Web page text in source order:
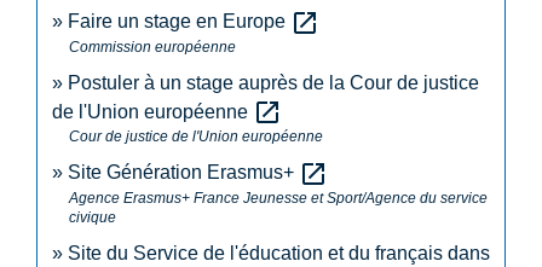
Faire un stage en Europe open_in_new
Commission européenne
Postuler à un stage auprès de la Cour de justice
de l'Union européenne open_in_new
Cour de justice de l'Union européenne
Site Génération Erasmus+ open_in_new
Agence Erasmus+ France Jeunesse et Sport/Agence du service
civique
Site du Service de l'éducation et du français dans